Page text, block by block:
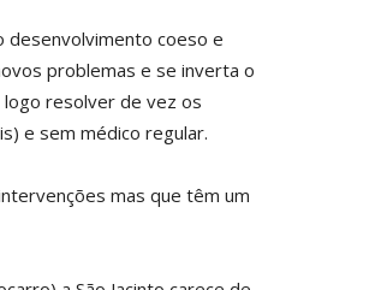
desenvolvimento coeso e
problemas e se inverta o
logo resolver de vez os
e sem médico regular.
mas que têm um